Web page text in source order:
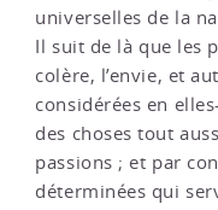
universelles de la
Il suit de là que les
colère, l’envie, et
considérées en
des choses tout
passions ; et par
déterminées qui